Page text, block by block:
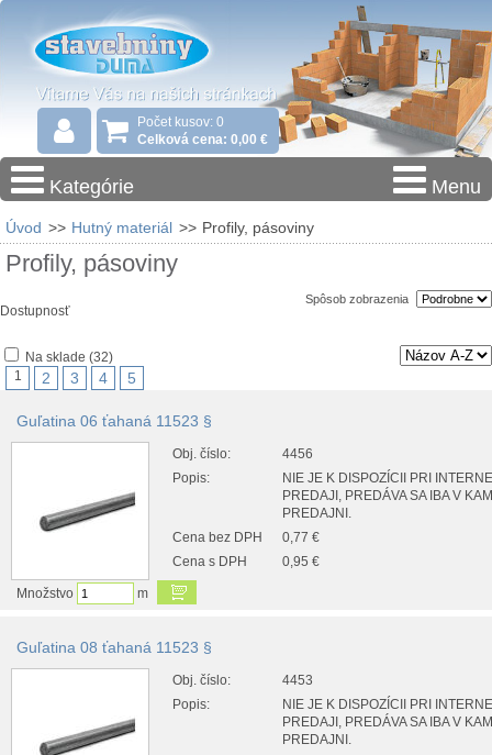
Počet kusov: 0
Celková cena: 0,00 €
Kategórie Menu
Úvod >> Hutný materiál >> Profily, pásoviny
Profily, pásoviny
Spôsob zobrazenia
Dostupnosť
Na sklade (32)
1
2 3 4 5
Guľatina 06 ťahaná 11523 §
Obj. číslo:
4456
Popis:
NIE JE K DISPOZÍCII PRI
PREDAJI, PREDÁVA SA IBA V
PREDAJNI.
Cena bez DPH
0,77 €
Cena s DPH
0,95 €
Množstvo m
Guľatina 08 ťahaná 11523 §
Obj. číslo:
4453
Popis:
NIE JE K DISPOZÍCII PRI
PREDAJI, PREDÁVA SA IBA V
PREDAJNI.